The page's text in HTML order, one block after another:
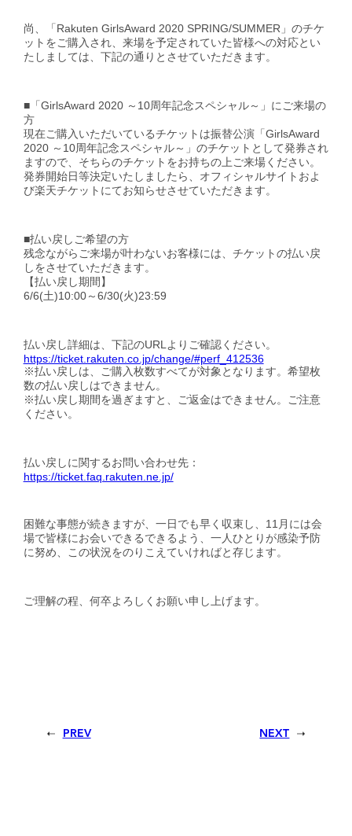
尚、「Rakuten GirlsAward 2020 SPRING/SUMMER」のチケ
ットをご購入され、来場を予定されていた皆様への対応とい
たしましては、下記の通りとさせていただきます。
■「GirlsAward 2020 ～10周年記念スペシャル～」にご来場の
方
現在ご購入いただいているチケットは振替公演「GirlsAward
2020 ～10周年記念スペシャル～」のチケットとして発券され
ますので、そちらのチケットをお持ちの上ご来場ください。
発券開始日等決定いたしましたら、オフィシャルサイトおよ
び楽天チケットにてお知らせさせていただきます。
■払い戻しご希望の方
残念ながらご来場が叶わないお客様には、チケットの払い戻
しをさせていただきます。
【払い戻し期間】
6/6(土)10:00～6/30(火)23:59
払い戻し詳細は、下記のURLよりご確認ください。
https://ticket.rakuten.co.jp/change/#perf_412536
※払い戻しは、ご購入枚数すべてが対象となります。希望枚
数の払い戻しはできません。
※払い戻し期間を過ぎますと、ご返金はできません。ご注意
ください。
払い戻しに関するお問い合わせ先：
https://ticket.faq.rakuten.ne.jp/
困難な事態が続きますが、一日でも早く収束し、11月には会
場で皆様にお会いできるできるよう、一人ひとりが感染予防
に努め、この状況をのりこえていければと存じます。
ご理解の程、何卒よろしくお願い申し上げます。
PREV NEXT